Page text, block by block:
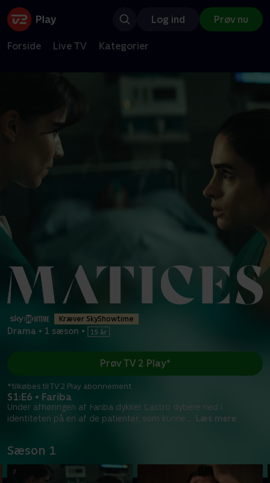
Log ind Prøv nu
Forside Live TV Kategorier
Kræver SkyShowtime
Drama • 1 sæson •
S1:E6 • Fariba
Under afhøringen af Fariba dykker Castro dybere ned i
identiteten på en af de patienter, som kunne
Læs mere
Prøv TV 2 Play*
*tilkøbes til TV 2 Play abonnement
Sæson 1